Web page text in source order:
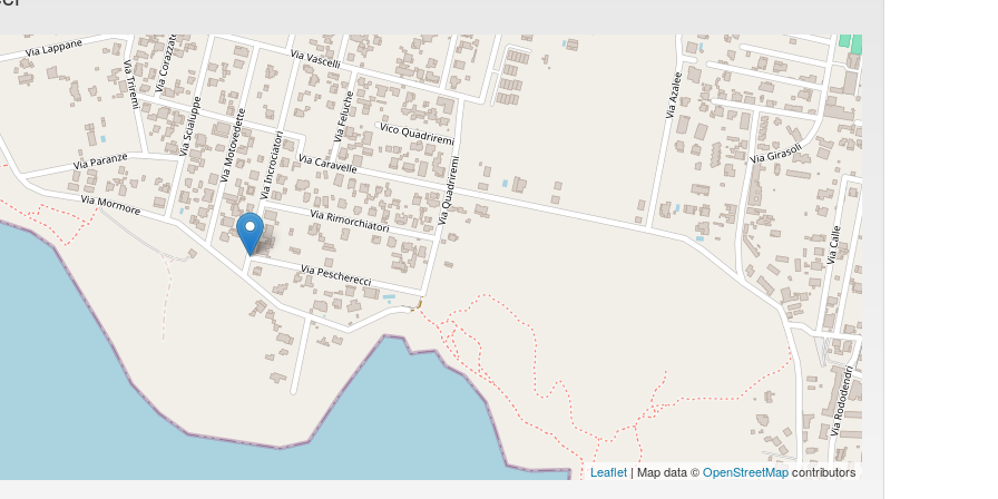
Leaflet| Map data ©OpenStreetMapcontributors